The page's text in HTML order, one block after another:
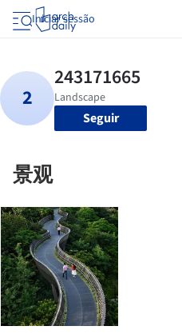
Iniciar sessão
Seguir
景观